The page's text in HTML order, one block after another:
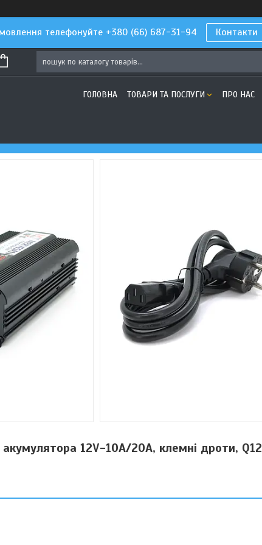
телефонуйте +380 (66) 687-31-94 Контакти
ГОЛОВНА ТОВАРИ ТА ПОСЛУГИ ПРО НАС
12V-10A/20A, клемні дроти, Q12